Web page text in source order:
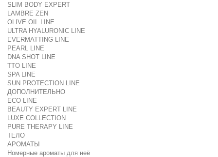
SLIM BODY EXPERT
LAMBRE ZEN
OLIVE OIL LINE
ULTRA HYALURONIC LINE
EVERMATTING LINE
PEARL LINE
DNA SHOT LINE
TTO LINE
SPA LINE
SUN PROTECTION LINE
ДОПОЛНИТЕЛЬНО
ECO LINE
BEAUTY EXPERT LINE
LUXE COLLECTION
PURE THERAPY LINE
ТЕЛО
АРОМАТЫ
Номерные ароматы для неё